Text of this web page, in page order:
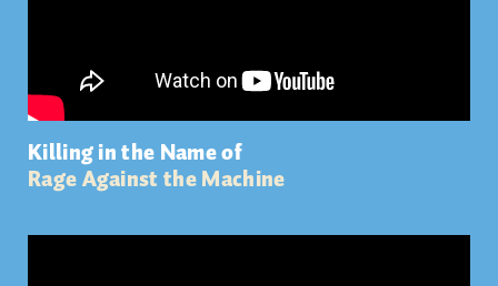
Killing in the Name of
Rage Against the Machine